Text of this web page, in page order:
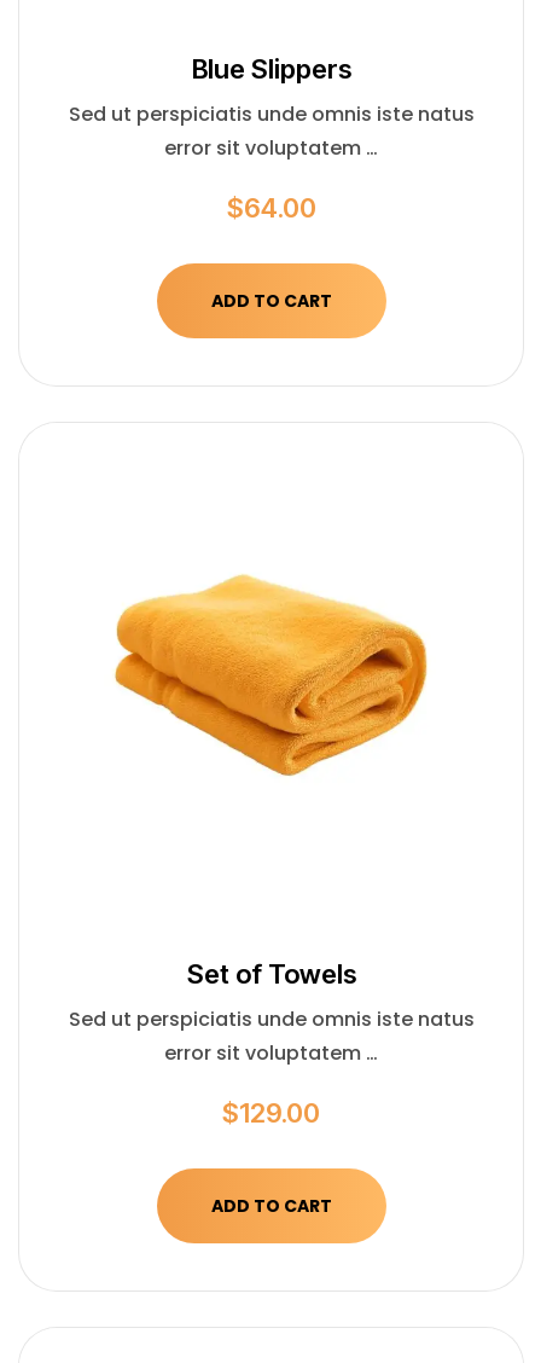
Blue Slippers
Sed ut perspiciatis unde omnis iste natus
error sit voluptatem …
$64.00
ADD TO CART
Set of Towels
Sed ut perspiciatis unde omnis iste natus
error sit voluptatem …
$129.00
ADD TO CART